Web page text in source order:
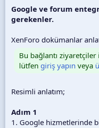
Google ve forum
gerekenler.
XenForo dokümanlar
Bu bağlantı
lütfen giriş yapın veya
Resimli anlatım;
Adım 1
1. Google hizmetlerinde